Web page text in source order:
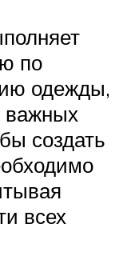
по
одежды,
важных
создать
всех